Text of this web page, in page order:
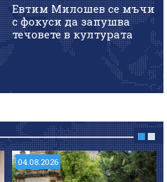
Евтим Милошев се мъчи
с фокуси да запушва
течовете в културата
04.08.2026